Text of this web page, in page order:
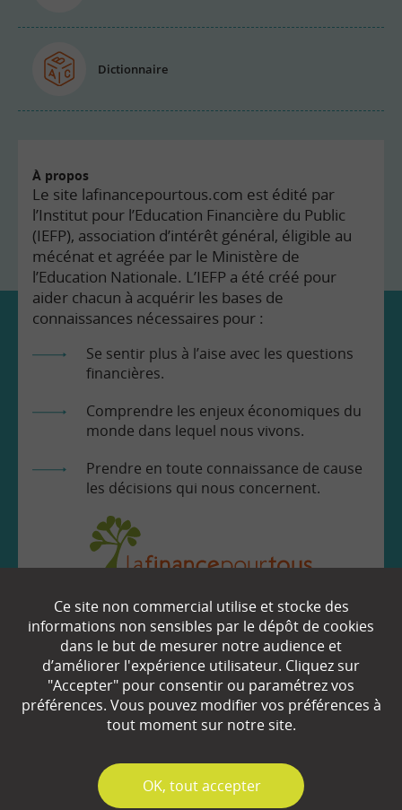
Dictionnaire
À propos
Le site lafinancepourtous.com est édité par
l’Institut pour l’Education Financière du Public
(IEFP), association d’intérêt général, éligible au
mécénat et agréée par le Ministère de
l’Education Nationale. L’IEFP a été créé pour
aider chacun à acquérir les bases de
connaissances nécessaires pour :
Se sentir plus à l’aise avec les questions
financières.
Comprendre les enjeux économiques du
monde dans lequel nous vivons.
Prendre en toute connaissance de cause
les décisions qui nous concernent.
EN SAVOIR
Qui sommes-nous ?
Partenaires
Plan du site
Ce site non commercial utilise et stocke des
informations non sensibles par le dépôt de cookies
dans le but de mesurer notre audience et
d’améliorer l'expérience utilisateur. Cliquez sur
"Accepter" pour consentir ou paramétrez vos
préférences. Vous pouvez modifier vos préférences à
tout moment sur notre site.
✓
OK, tout accepter